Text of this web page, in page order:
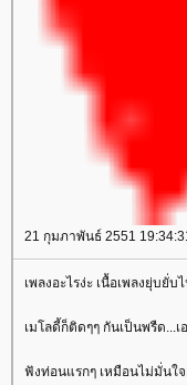
21 กุมภาพันธ์ 2551
เพลงอะไรง่ะ เนื้อเพลงยุ่บยั่บ
เมโลดี้ก็ติดๆๆ กันเป็นพรืด...
ฟังท่อนแรกๆ เหมือนไม่มั่นใ